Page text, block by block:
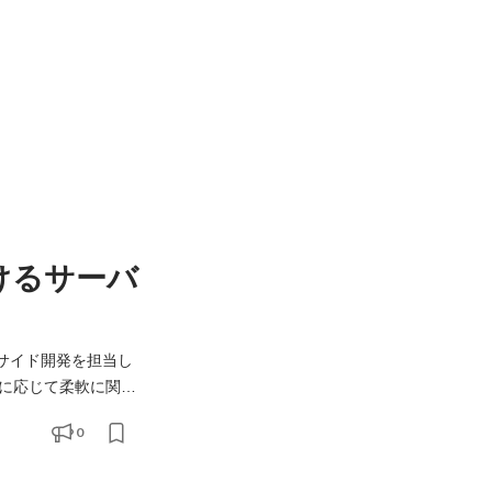
るサーバ
イド開発を担当し
応じて柔軟に関わ
の構築・運用 ・
0